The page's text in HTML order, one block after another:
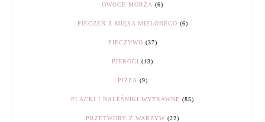
OWOCE MORZA (6)
PIECZEŃ Z MIĘSA MIELONEGO (6)
PIECZYWO (37)
PIEROGI (13)
PIZZA (9)
PLACKI I NALEŚNIKI WYTRAWNE (85)
PRZETWORY Z WARZYW (22)